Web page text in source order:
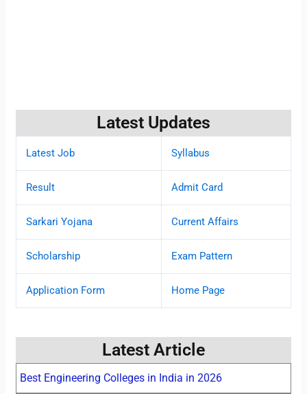
Latest Updates
Latest Job Syllabus
Result Admit Card
Sarkari Yojana Current Affairs
Scholarship Exam Pattern
Application Form Home Page
Latest Article
Best Engineering Colleges in India in 2026